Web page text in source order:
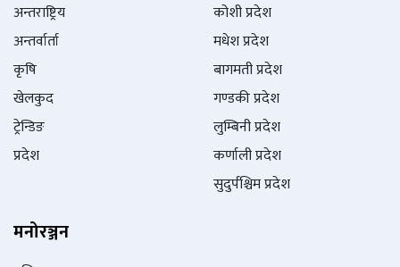
अन्तराष्ट्रिय
अन्तर्वार्ता
कृषि
खेलकुद
ट्रेन्डिङ
प्रदेश
कोशी प्रदेश
मधेश प्रदेश
बागमती प्रदेश
गण्डकी प्रदेश
लुम्बिनी प्रदेश
कर्णाली प्रदेश
सुदुर्पश्चिम प्रदेश
मनोरञ्जन